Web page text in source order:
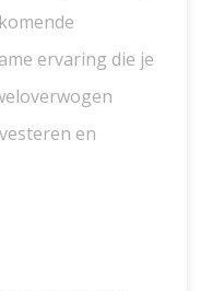
ervaring die je
en